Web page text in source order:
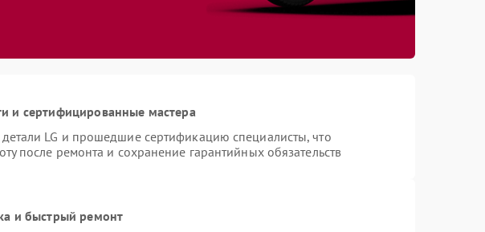
и сертифицированные мастера
LG и прошедшие сертификацию специалисты, что
после ремонта и сохранение гарантийных обязательств
и быстрый ремонт